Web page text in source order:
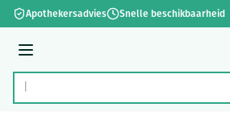
Ga naar de inhoud
Apothekersadvies Snelle beschikbaarheid
Menu
Product, merk, categorie...